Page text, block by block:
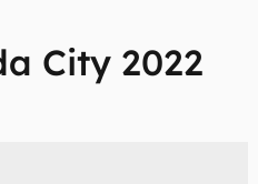
City 2022
primeira